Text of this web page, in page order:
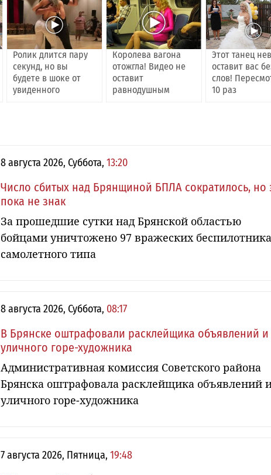
Ролик длится пару
секунд, но вы
будете в шоке от
увиденного
Королева вагона
отожгла! Видео не
оставит
равнодушным
Этот танец
оставит вас
слов!
10 раз
8 августа 2026, Суббота, 13:20
Число сбитых над Брянщиной БПЛА сократилось, но
пока не знак
За прошедшие сутки над Брянской областью
бойцами уничтожено 97 вражеских беспилотника
самолетного типа
8 августа 2026, Суббота, 08:17
В Брянске оштрафовали расклейщика объявлений и
уличного горе-художника
Административная комиссия Советского района
Брянска оштрафовала расклейщика объявлений
уличного горе-художника
7 августа 2026, Пятница, 19:48